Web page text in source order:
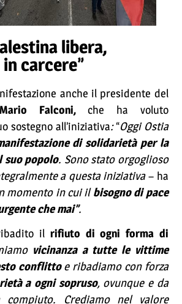
libera,
carcere”
anche il presidente del
Mario Falconi,che ha voluto
sostegno all’iniziativa:“Oggi Ostia
di solidarietà per la
suo popolo. Sono stato orgoglioso
a questa iniziativa– ha
momento in cui ilbisogno di pace
che mai”.
il rifiuto di ogni forma di
vicinanza a tutte le vittime
conflittoe ribadiamo con forza
a ogni sopruso, ovunque e da
compiuto. Crediamo nel valore